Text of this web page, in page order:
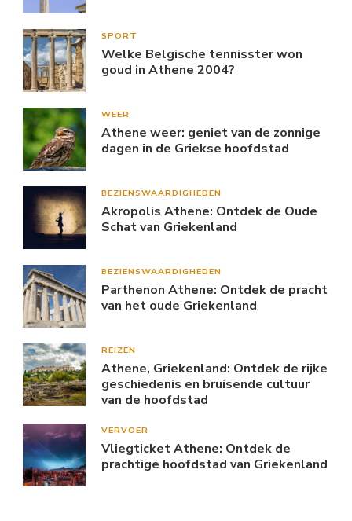
SPORT
Welke Belgische tennisster won
goud in Athene 2004?
WEER
Athene weer: geniet van de zonnige
dagen in de Griekse hoofdstad
BEZIENSWAARDIGHEDEN
Akropolis Athene: Ontdek de Oude
Schat van Griekenland
BEZIENSWAARDIGHEDEN
Parthenon Athene: Ontdek de pracht
van het oude Griekenland
REIZEN
Athene, Griekenland: Ontdek de rijke
geschiedenis en bruisende cultuur
van de hoofdstad
VERVOER
Vliegticket Athene: Ontdek de
prachtige hoofdstad van Griekenland